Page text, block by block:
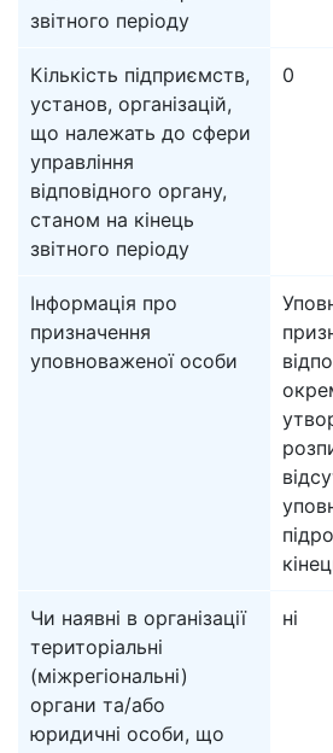
звітного періоду
Кількість підприємств,
установ, організацій,
що належать до сфери
управління
відповідного органу,
станом на кінець
звітного періоду
0
Інформація про
призначення
уповноваженої особи
Чи наявні в організації
територіальні
(міжрегіональні)
органи та/або
юридичні особи, що
ні